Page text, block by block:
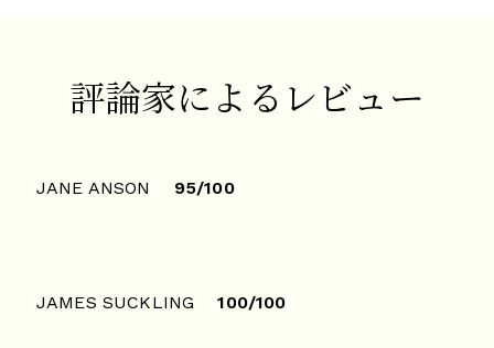
評論家によるレビュー
JANE ANSON 95/100
JAMES SUCKLING 100/100